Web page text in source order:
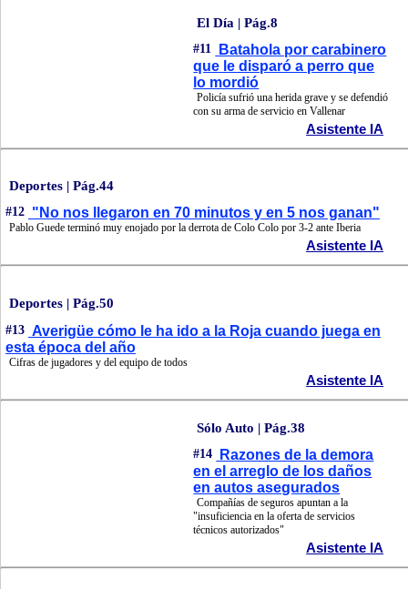
El Día | Pág.8
#11
Batahola por carabinero
que le disparó a perro que
lo mordió
Policía sufrió una herida grave y se defendió
con su arma de servicio en Vallenar
Asistente IA
Deportes | Pág.44
#12 "No nos llegaron en 70 minutos y en 5 nos ganan"
Pablo Guede terminó muy enojado por la derrota de Colo Colo por 3-2 ante Iberia
Asistente IA
Deportes | Pág.50
#13 Averigüe cómo le ha ido a la Roja cuando juega en
esta época del año
Cifras de jugadores y del equipo de todos
Asistente IA
Sólo Auto | Pág.38
#14
Razones de la demora
en el arreglo de los daños
en autos asegurados
Compañías de seguros apuntan a la
"insuficiencia en la oferta de servicios
técnicos autorizados"
Asistente IA